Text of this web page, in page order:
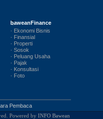
baweanFinance
· Ekonomi Bisnis
· Finansial
· Properti
· Sosok
· Peluang Usaha
· Pajak
· Konsultasi
· Foto
Pembaca
Powered by INFO Bawean